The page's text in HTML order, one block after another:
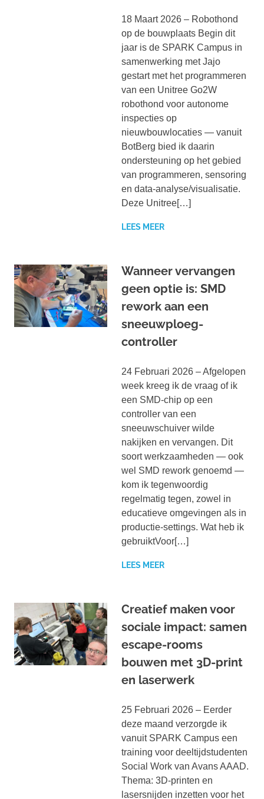
18 Maart 2026 – Robothond
op de bouwplaats Begin dit
jaar is de SPARK Campus in
samenwerking met Jajo
gestart met het programmeren
van een Unitree Go2W
robothond voor autonome
inspecties op
nieuwbouwlocaties — vanuit
BotBerg bied ik daarin
ondersteuning op het gebied
van programmeren, sensoring
en data-analyse/visualisatie.
Deze Unitree[…]
LEES MEER
Wanneer vervangen
geen optie is: SMD
rework aan een
sneeuwploeg-
controller
24 Februari 2026 – Afgelopen
week kreeg ik de vraag of ik
een SMD-chip op een
controller van een
sneeuwschuiver wilde
nakijken en vervangen. Dit
soort werkzaamheden — ook
wel SMD rework genoemd —
kom ik tegenwoordig
regelmatig tegen, zowel in
educatieve omgevingen als in
productie-settings. Wat heb ik
gebruiktVoor[…]
LEES MEER
Creatief maken voor
sociale impact: samen
escape-rooms
bouwen met 3D-print
en laserwerk
25 Februari 2026 – Eerder
deze maand verzorgde ik
vanuit SPARK Campus een
training voor deeltijdstudenten
Social Work van Avans AAAD.
Thema: 3D-printen en
lasersnijden inzetten voor het